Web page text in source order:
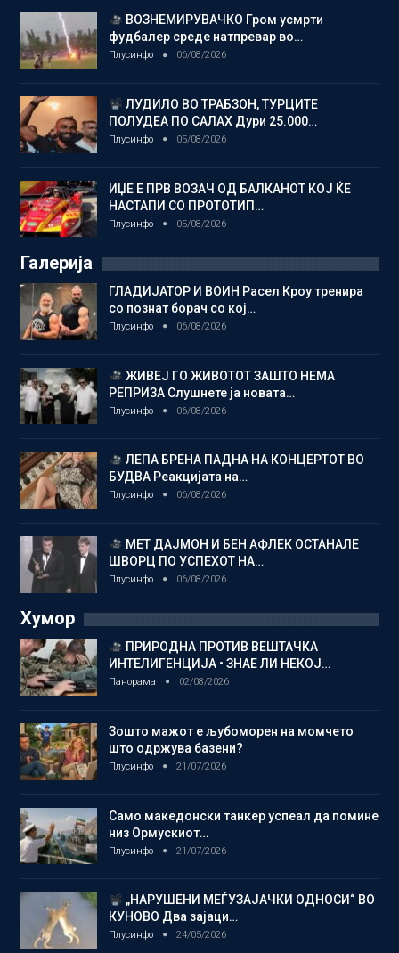
ВОЗНЕМИРУВАЧКО Гром усмрти
фудбалер среде натпревар во…
Плусинфо 06/08/2026
ЛУДИЛО ВО ТРАБЗОН, ТУРЦИТЕ
ПОЛУДЕА ПО САЛАХ Дури 25.000…
Плусинфо 05/08/2026
ИЏЕ Е ПРВ ВОЗАЧ ОД БАЛКАНОТ КОЈ ЌЕ
НАСТАПИ СО ПРОТОТИП…
Плусинфо 05/08/2026
Галерија
ГЛАДИЈАТОР И ВОИН Расел Кроу тренира
со познат борач со кој…
Плусинфо 06/08/2026
ЖИВЕЈ ГО ЖИВОТОТ ЗАШТО НЕМА
РЕПРИЗА Слушнете ја новата…
Плусинфо 06/08/2026
ЛЕПА БРЕНА ПАДНА НА КОНЦЕРТОТ ВО
БУДВА Реакцијата на…
Плусинфо 06/08/2026
МЕТ ДАЈМОН И БЕН АФЛЕК ОСТАНАЛЕ
ШВОРЦ ПО УСПЕХОТ НА…
Плусинфо 06/08/2026
Хумор
ПРИРОДНА ПРОТИВ ВЕШТАЧКА
ИНТЕЛИГЕНЦИЈА • ЗНАЕ ЛИ НЕКОЈ…
Панорама 02/08/2026
Зошто мажот е љубоморен на момчето
што одржува базени?
Плусинфо 21/07/2026
Само македонски танкер успеал да помине
низ Ормускиот…
Плусинфо 21/07/2026
„НАРУШЕНИ МЕЃУЗАЈАЧКИ ОДНОСИ“ ВО
КУНОВО Два зајаци…
Плусинфо 24/05/2026